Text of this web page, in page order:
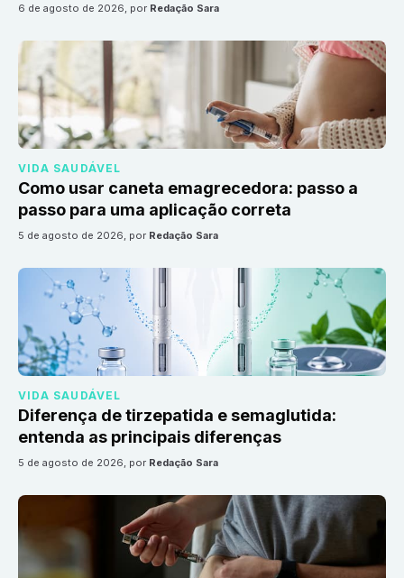
6 de agosto de 2026, por Redação Sara
VIDA SAUDÁVEL
Como usar caneta emagrecedora: passo a
passo para uma aplicação correta
5 de agosto de 2026, por Redação Sara
VIDA SAUDÁVEL
Diferença de tirzepatida e semaglutida:
entenda as principais diferenças
5 de agosto de 2026, por Redação Sara